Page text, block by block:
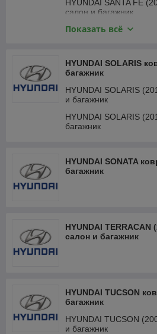
HYUNDAI SANTA FE
салон и багажник
HYUNDAI SANTA FE
багажник
багажник
Показать всё
HYUNDAI SOLARIS
багажник
HYUNDAI SOLARIS
и багажник
HYUNDAI SOLARIS
багажник
HYUNDAI SONATA
багажник
HYUNDAI TERRACAN
салон и багажник
HYUNDAI TUCSON
багажник
HYUNDAI TUCSON
и багажник